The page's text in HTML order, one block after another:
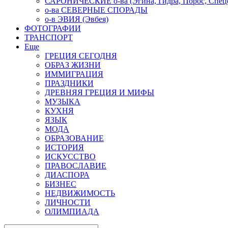
о-ва СЕВЕРНЫЕ СПОРАДЫ
о-в ЭВИЯ (Эвбея)
ФОТОГРАФИИ
ТРАНСПОРТ
Еще
ГРЕЦИЯ СЕГОДНЯ
ОБРАЗ ЖИЗНИ
ИММИГРАЦИЯ
ПРАЗДНИКИ
ДРЕВНЯЯ ГРЕЦИЯ И МИФЫ
МУЗЫКА
КУХНЯ
ЯЗЫК
МОДА
ОБРАЗОВАНИЕ
ИСТОРИЯ
ИСКУССТВО
ПРАВОСЛАВИЕ
ДИАСПОРА
БИЗНЕС
НЕДВИЖИМОСТЬ
ЛИЧНОСТИ
ОЛИМПИАДА